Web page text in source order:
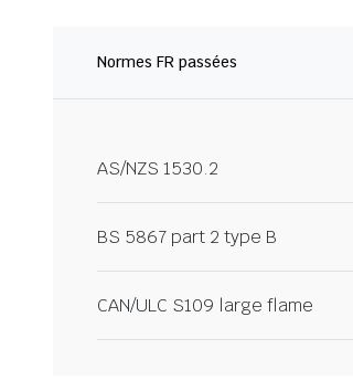
Normes FR passées
AS/NZS 1530.2
BS 5867 part 2 type B
CAN/ULC S109 large flame